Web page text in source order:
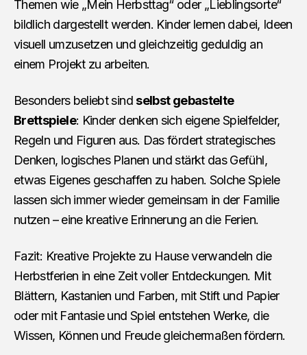
Themen wie „Mein Herbsttag“ oder „Lieblingsorte“
bildlich dargestellt werden. Kinder lernen dabei, Ideen
visuell umzusetzen und gleichzeitig geduldig an
einem Projekt zu arbeiten.
Besonders beliebt sindselbst gebastelte
Brettspiele: Kinder denken sich eigene Spielfelder,
Regeln und Figuren aus. Das fördert strategisches
Denken, logisches Planen und stärkt das Gefühl,
etwas Eigenes geschaffen zu haben. Solche Spiele
lassen sich immer wieder gemeinsam in der Familie
nutzen – eine kreative Erinnerung an die Ferien.
Fazit: Kreative Projekte zu Hause verwandeln die
Herbstferien in eine Zeit voller Entdeckungen. Mit
Blättern, Kastanien und Farben, mit Stift und Papier
oder mit Fantasie und Spiel entstehen Werke, die
Wissen, Können und Freude gleichermaßen fördern.